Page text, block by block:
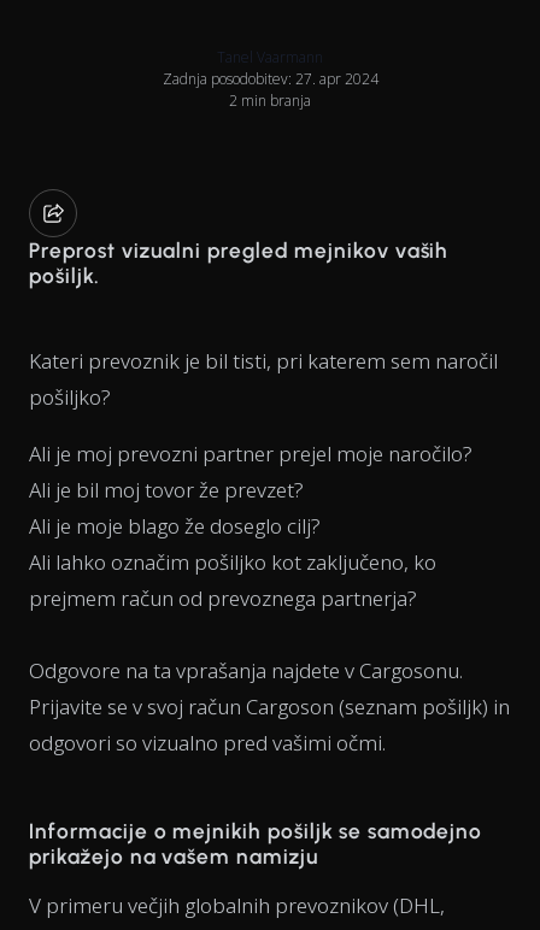
Tanel Vaarmann
Zadnja posodobitev: 27. apr 2024
2 min branja
Preprost vizualni pregled mejnikov vaših
pošiljk.
Kateri prevoznik je bil tisti, pri katerem sem naročil
pošiljko?
Ali je moj prevozni partner prejel moje naročilo?
Ali je bil moj tovor že prevzet?
Ali je moje blago že doseglo cilj?
Ali lahko označim pošiljko kot zaključeno, ko
prejmem račun od prevoznega partnerja?
Odgovore na ta vprašanja najdete v Cargosonu.
Prijavite se v svoj račun Cargoson (seznam pošiljk) in
odgovori so vizualno pred vašimi očmi.
Informacije o mejnikih pošiljk se samodejno
prikažejo na vašem namizju
V primeru večjih globalnih prevoznikov (DHL,